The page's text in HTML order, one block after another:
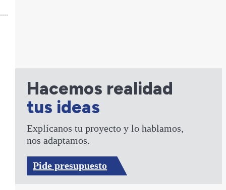
Hacemos realidad
tus ideas
Explícanos tu proyecto y lo hablamos,
nos adaptamos.
Pide presupuesto